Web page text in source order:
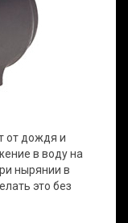
от дождя и
в воду на
нырянии в
это без